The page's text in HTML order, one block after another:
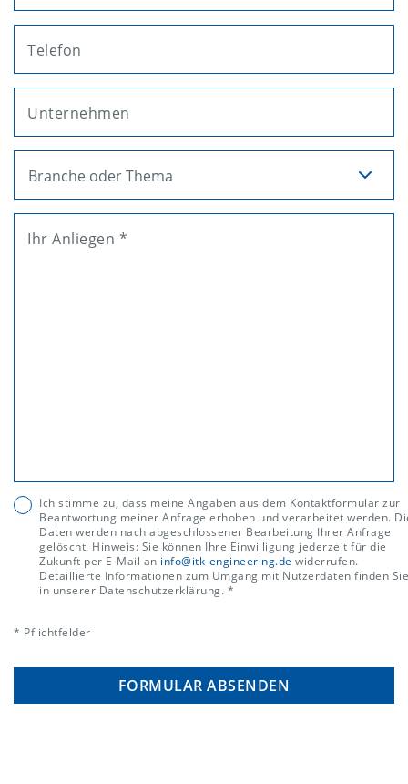
Telefon
Unternehmen
Branche oder Thema
Ihr Anliegen *
Ich stimme zu, dass meine Angaben aus dem Kontaktformular zur
Beantwortung meiner Anfrage erhoben und verarbeitet werden.
Daten werden nach abgeschlossener Bearbeitung Ihrer Anfrage
gelöscht. Hinweis: Sie können Ihre Einwilligung jederzeit für die
Zukunft per E-Mail an info@itk-engineering.de widerrufen.
Detaillierte Informationen zum Umgang mit Nutzerdaten finden Sie
in unserer Datenschutzerklärung. *
* Pflichtfelder